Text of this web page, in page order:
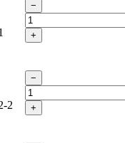
−
+
2
−
+